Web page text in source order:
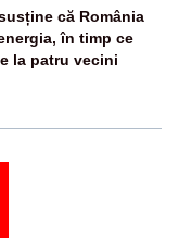
că România
în timp ce
la patru vecini